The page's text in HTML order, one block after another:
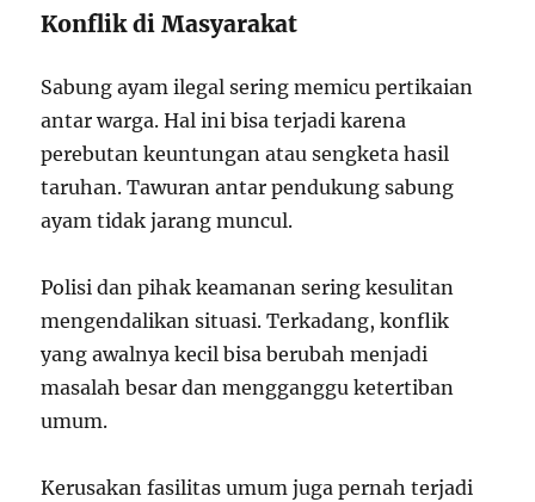
Konflik di Masyarakat
Sabung ayam ilegal sering memicu pertikaian
antar warga. Hal ini bisa terjadi karena
perebutan keuntungan atau sengketa hasil
taruhan. Tawuran antar pendukung sabung
ayam tidak jarang muncul.
Polisi dan pihak keamanan sering kesulitan
mengendalikan situasi. Terkadang, konflik
yang awalnya kecil bisa berubah menjadi
masalah besar dan mengganggu ketertiban
umum.
Kerusakan fasilitas umum juga pernah terjadi